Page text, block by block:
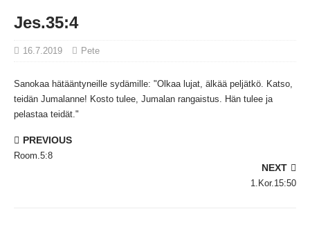
Jes.35:4
16.7.2019 Pete
Sanokaa hätääntyneille sydämille: "Olkaa lujat, älkää peljätkö. Katso,
teidän Jumalanne! Kosto tulee, Jumalan rangaistus. Hän tulee ja
pelastaa teidät."
PREVIOUS
Room.5:8
NEXT
1.Kor.15:50